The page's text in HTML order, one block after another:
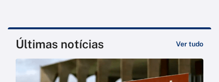
Últimas notícias Ver tudo